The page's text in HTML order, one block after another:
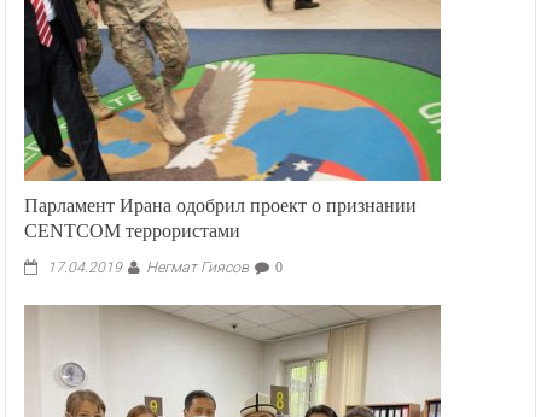
Парламент Ирана одобрил проект о признании
CENTCOM террористами
17.04.2019 Негмат Гиясов 0